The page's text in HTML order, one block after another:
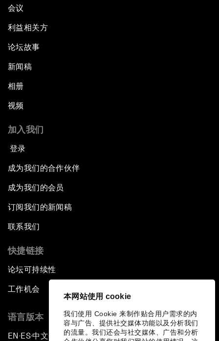
本网站使用 cookie
我们使用 Cookie 来制作贴合用户需求的内
容与广告、提供社交媒体功能以及分析我们
的流量。我们还会与社交媒体、广告和分析
会议
利益相关方
论坛故事
新闻稿
相册
视频
加入我们
登录
成为我们的合作伙伴
成为我们的会员
订阅我们的新闻稿
联系我们
快捷链接
论坛可持续性
工作机会
语言版本
EN ▪ES▪中文▪ 日本語